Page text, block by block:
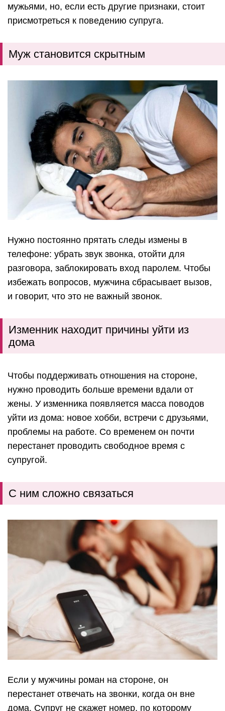
мужьями, но, если есть другие признаки, стоит
присмотреться к поведению супруга.
Муж становится скрытным
Нужно постоянно прятать следы измены в
телефоне: убрать звук звонка, отойти для
разговора, заблокировать вход паролем. Чтобы
избежать вопросов, мужчина сбрасывает вызов,
и говорит, что это не важный звонок.
Изменник находит причины уйти из
дома
Чтобы поддерживать отношения на стороне,
нужно проводить больше времени вдали от
жены. У изменника появляется масса поводов
уйти из дома: новое хобби, встречи с друзьями,
проблемы на работе. Со временем он почти
перестанет проводить свободное время с
супругой.
С ним сложно связаться
Если у мужчины роман на стороне, он
перестанет отвечать на звонки, когда он вне
дома. Супруг не скажет номер, по которому